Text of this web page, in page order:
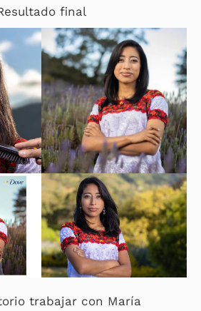
final
trabajar con María